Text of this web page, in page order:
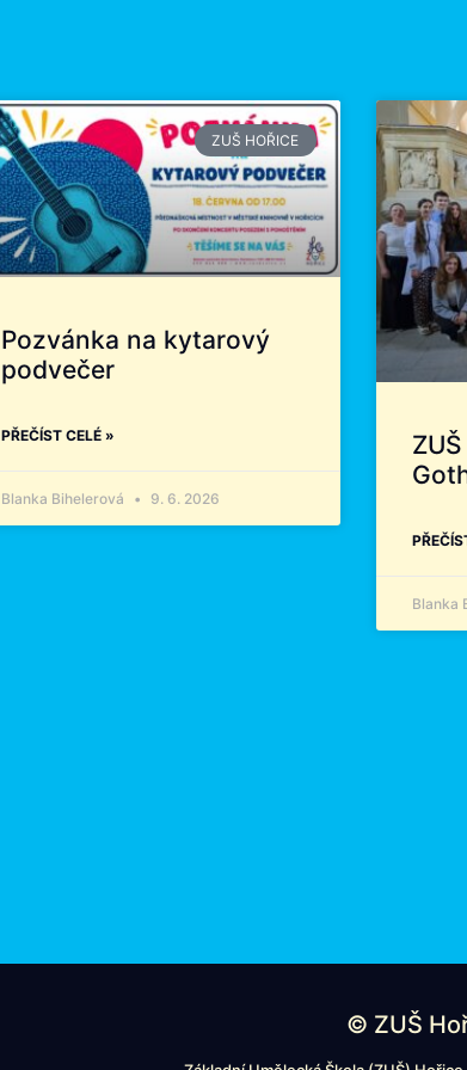
ZUŠ HOŘICE
Pozvánka na kytarový
podvečer
PŘEČÍST CELÉ »
Blanka Bihelerová 9. 6. 2026
Blanka
© ZUŠ